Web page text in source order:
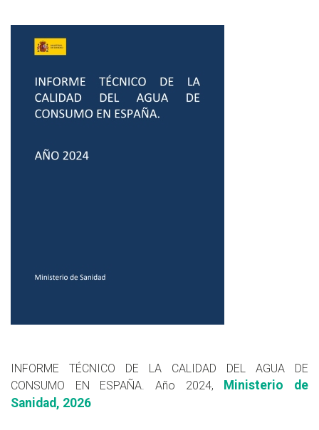
INFORME TÉCNICO DE LA CALIDAD DEL AGUA DE
CONSUMO EN ESPAÑA. Año 2024, Ministerio de
Sanidad, 2026